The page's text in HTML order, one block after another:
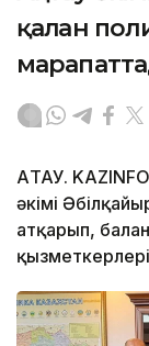
қалған
АҚТАУ.
әкімі
атқарып,